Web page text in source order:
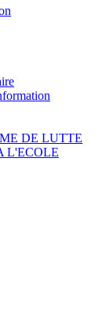
DE LUTTE
L'ECOLE